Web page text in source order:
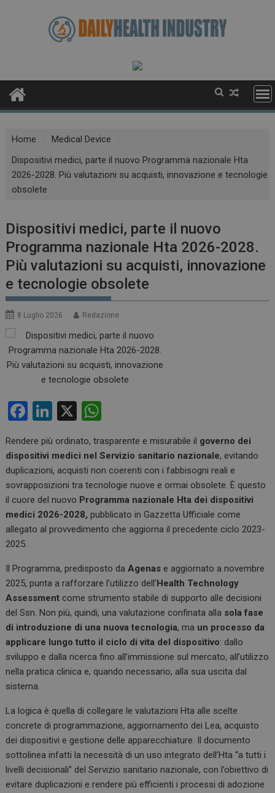
Home
Medical Device
Dispositivi medici, parte il nuovo Programma nazionale Hta
2026-2028. Più valutazioni su acquisti, innovazione e tecnologie
obsolete
Dispositivi medici, parte il nuovo
Programma nazionale Hta 2026-2028.
Più valutazioni su acquisti, innovazione
e tecnologie obsolete
8 Luglio 2026 Redazione
F
ce
b
o
o
k
Li
ke
dI
n
X
at
s
A
p
p
Rendere più ordinato, trasparente e misurabile il governo dei
dispositivi medici nel Servizio sanitario nazionale, evitando
duplicazioni, acquisti non coerenti con i fabbisogni reali e
sovrapposizioni tra tecnologie nuove e ormai obsolete. È questo
il cuore del nuovo Programma nazionale Hta dei dispositivi
medici 2026-2028,pubblicato in Gazzetta Ufficiale come
allegato al provvedimento che aggiorna il precedente ciclo 2023-
2025.
Il Programma, predisposto daAgenase aggiornato a novembre
2025, punta a rafforzare l’utilizzo dell’Health Technology
Assessment come strumento stabile di supporto alle decisioni
del Ssn. Non più, quindi, una valutazione confinata alla sola fase
di introduzione di una nuova tecnologia, ma un processo da
applicare lungo tutto il ciclo di vita del dispositivo: dallo
sviluppo e dalla ricerca fino all’immissione sul mercato, all’utilizzo
nella pratica clinica e, quando necessario, alla sua uscita dal
sistema.
La logica è quella di collegare le valutazioni Hta alle scelte
concrete di programmazione, aggiornamento dei Lea, acquisto
dei dispositivi e gestione delle apparecchiature. Il documento
sottolinea infatti la necessità di un uso integrato dell’Hta “a tutti i
livelli decisionali” del Servizio sanitario nazionale, con l’obiettivo di
evitare duplicazioni e rendere più efficienti i processi di adozione